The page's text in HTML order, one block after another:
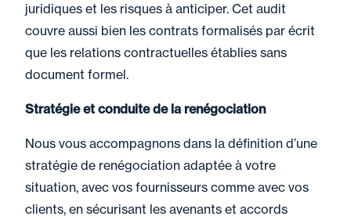
juridiques et les risques à anticiper. Cet audit
couvre aussi bien les contrats formalisés par écrit
que les relations contractuelles établies sans
document formel.
Stratégie et conduite de la renégociation
Nous vous accompagnons dans la définition d’une
stratégie de renégociation adaptée à votre
situation, avec vos fournisseurs comme avec vos
clients, en sécurisant les avenants et accords